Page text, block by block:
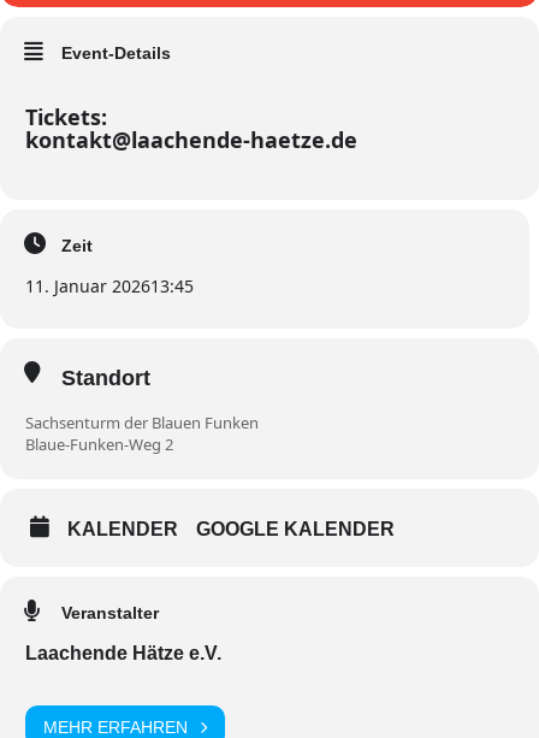
Event-Details
Tickets:
kontakt@laachende-haetze.de
Zeit
11. Januar 202613:45
Standort
Sachsenturm der Blauen Funken
Blaue-Funken-Weg 2
KALENDER GOOGLE KALENDER
Veranstalter
Laachende Hätze e.V.
MEHR ERFAHREN